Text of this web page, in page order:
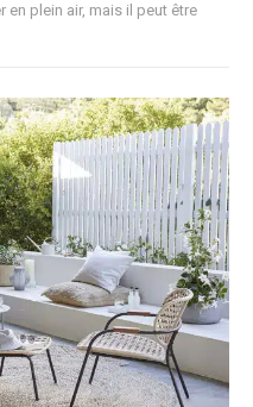
en plein air, mais il peut être